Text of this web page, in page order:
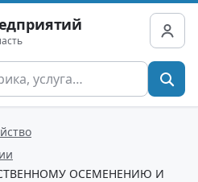
ОСЕМЕНЕНИЮ И